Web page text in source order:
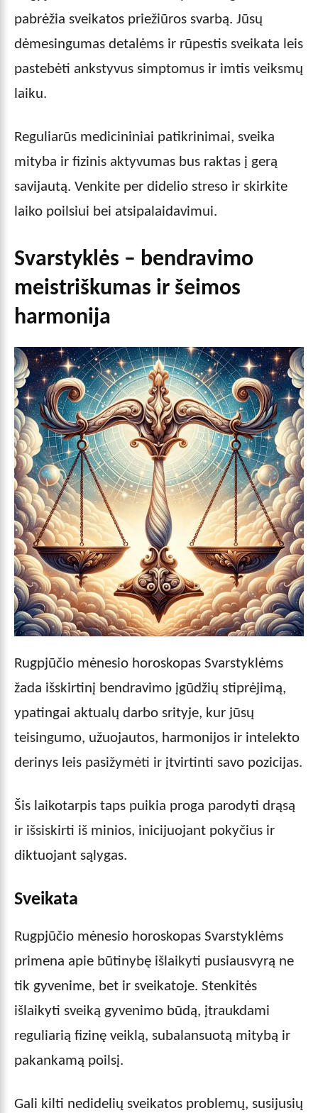
pabrėžia sveikatos priežiūros svarbą. Jūsų
dėmesingumas detalėms ir rūpestis sveikata leis
pastebėti ankstyvus simptomus ir imtis veiksmų
laiku.
Reguliarūs medicininiai patikrinimai, sveika
mityba ir fizinis aktyvumas bus raktas į gerą
savijautą. Venkite per didelio streso ir skirkite
laiko poilsiui bei atsipalaidavimui.
Svarstyklės – bendravimo
meistriškumas ir šeimos
harmonija
Rugpjūčio mėnesio horoskopas Svarstyklėms
žada išskirtinį bendravimo įgūdžių stiprėjimą,
ypatingai aktualų darbo srityje, kur jūsų
teisingumo, užuojautos, harmonijos ir intelekto
derinys leis pasižymėti ir įtvirtinti savo pozicijas.
Šis laikotarpis taps puikia proga parodyti drąsą
ir išsiskirti iš minios, inicijuojant pokyčius ir
diktuojant sąlygas.
Sveikata
Rugpjūčio mėnesio horoskopas Svarstyklėms
primena apie būtinybę išlaikyti pusiausvyrą ne
tik gyvenime, bet ir sveikatoje. Stenkitės
išlaikyti sveiką gyvenimo būdą, įtraukdami
reguliarią fizinę veiklą, subalansuotą mitybą ir
pakankamą poilsį.
Gali kilti nedidelių sveikatos problemų, susijusių